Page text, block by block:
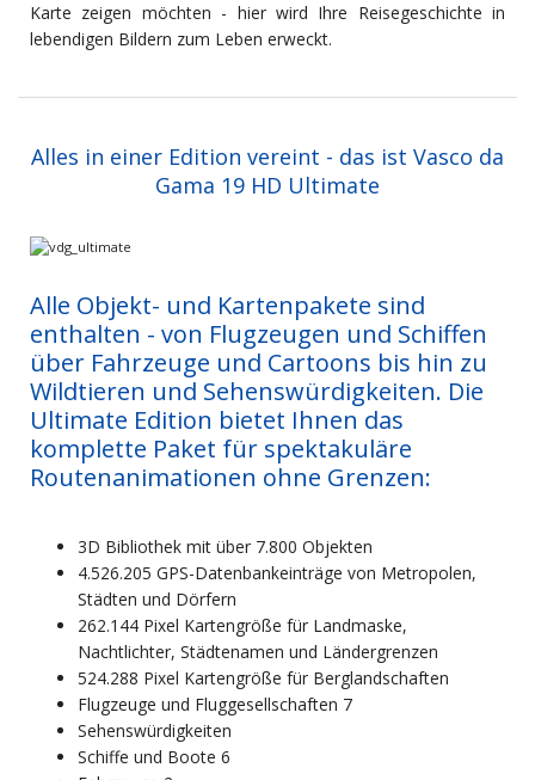
Karte zeigen möchten - hier wird Ihre Reisegeschichte in
lebendigen Bildern zum Leben erweckt.
Alles in einer Edition vereint - das ist Vasco da
Gama 19 HD Ultimate
Alle Objekt- und Kartenpakete sind
enthalten - von Flugzeugen und Schiffen
über Fahrzeuge und Cartoons bis hin zu
Wildtieren und Sehenswürdigkeiten. Die
Ultimate Edition bietet Ihnen das
komplette Paket für spektakuläre
Routenanimationen ohne Grenzen:
3D Bibliothek mit über 7.800 Objekten
4.526.205 GPS-Datenbankeinträge von Metropolen,
Städten und Dörfern
262.144 Pixel Kartengröße für Landmaske,
Nachtlichter, Städtenamen und Ländergrenzen
524.288 Pixel Kartengröße für Berglandschaften
Flugzeuge und Fluggesellschaften 7
Sehenswürdigkeiten
Schiffe und Boote 6